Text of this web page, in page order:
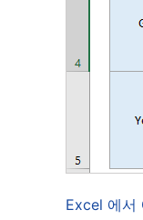
Excel 에서